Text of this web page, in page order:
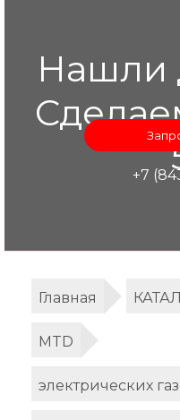
Нашли
+7
Главная
MTD
электрических